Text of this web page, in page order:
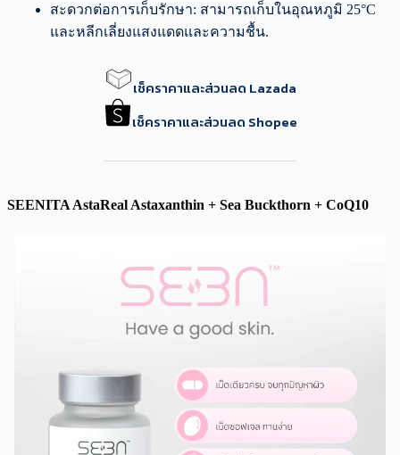
สะดวกต่อการเก็บรักษา: สามารถเก็บในอุณหภูมิ 25°C
และหลีกเลี่ยงแสงแดดและความชื้น.
เช็คราคาและส่วนลด Lazada
เช็คราคาและส่วนลด Shopee
SEENITA AstaReal Astaxanthin + Sea Buckthorn + CoQ10